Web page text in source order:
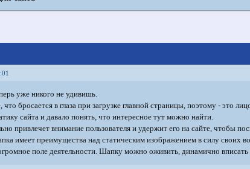
уже никого не удивишь.
бросается в глаза при загрузке главной страницы, поэтому - это
сайта и давало понять, что интересное тут можно найти.
привлечет внимание пользователя и удержит его на сайте, чтобы
имеет преимущества над статическим изображением в силу своих
поле деятельности. Шапку можно оживить, динамично